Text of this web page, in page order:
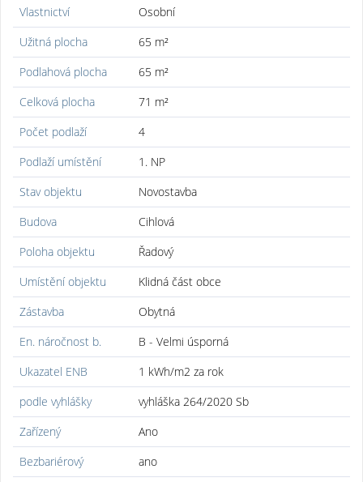
Vlastnictví
Osobní
Užitná plocha
65 m²
Podlahová plocha
65 m²
Celková plocha
71 m²
Počet podlaží
4
Podlaží umístění
1. NP
Stav objektu
Novostavba
Budova
Cihlová
Poloha objektu
Řadový
Umístění objektu
Klidná část obce
Zástavba
Obytná
En. náročnost b.
B - Velmi úsporná
Ukazatel ENB
1 kWh/m2 za rok
podle vyhlášky
vyhláška 264/2020 Sb
Zařízený
Ano
Bezbariérový
ano